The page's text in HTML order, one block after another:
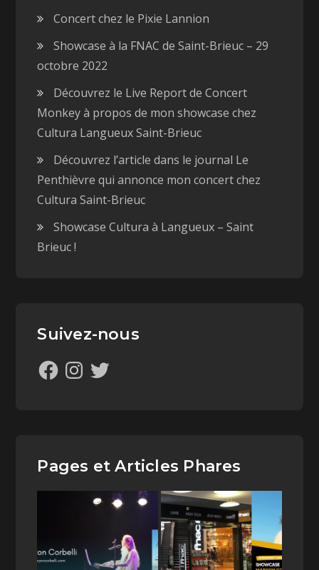
Concert chez le Pixie Lannion
Showcase à la FNAC de Saint-Brieuc – 29
octobre 2022
Découvrez le Live Report de Concert
Monkey à propos de mon showcase chez
Cultura Langueux Saint-Brieuc
Découvrez l’article dans le journal Le
Penthièvre qui annonce mon concert chez
Cultura Saint-Brieuc
Showcase Cultura à Langueux – Saint
Brieuc !
Suivez-nous
Pages et Articles Phares